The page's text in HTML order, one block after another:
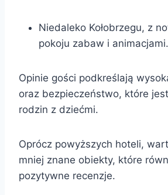
Niedaleko Kołobrzegu, z
pokoju zabaw i animacjami.
Opinie gości podkreślają
oraz bezpieczeństwo, które
rodzin z dziećmi.
Oprócz powyższych hoteli,
mniej znane obiekty, które
pozytywne recenzje.